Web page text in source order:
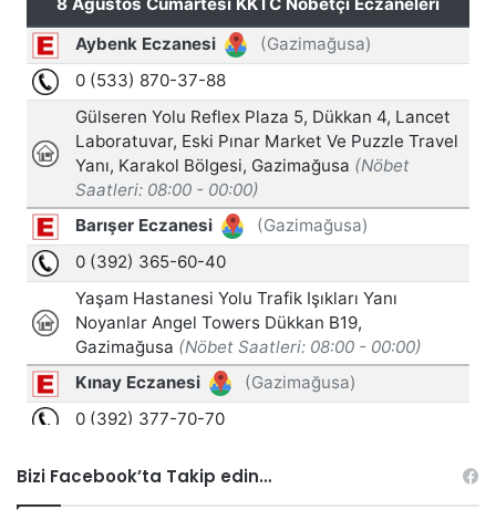
Bizi Facebook’ta Takip edin…